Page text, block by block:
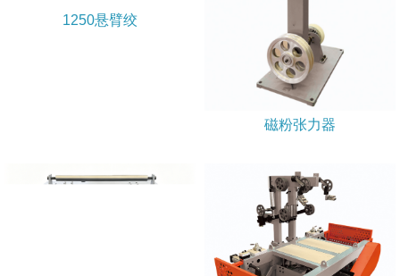
1250悬臂绞
磁粉张力器